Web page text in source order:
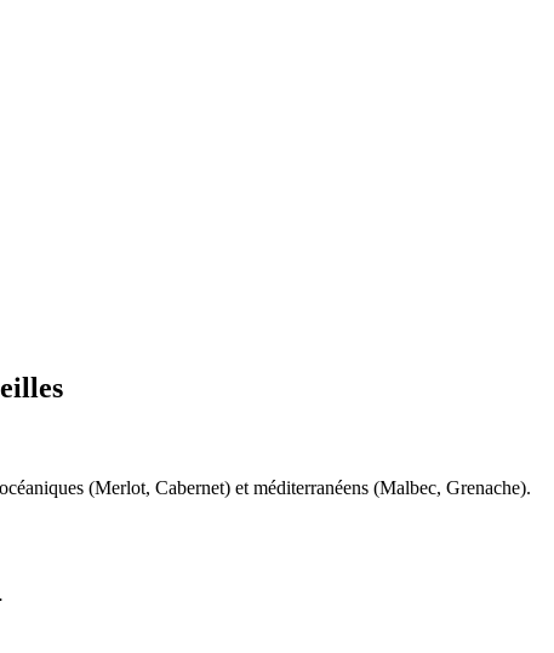
(Merlot, Cabernet) et méditerranéens (Malbec, Grenache).